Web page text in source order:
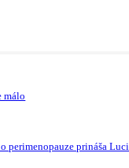
málo
perimenopauze prináša